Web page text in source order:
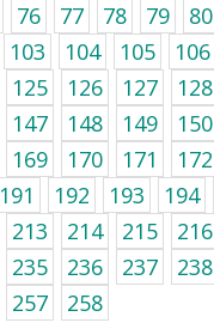
76 77 78 79 80
103 104 105 106
125 126 127 128
147 148 149 150
169 170 171 172
191 192 193 194
213 214 215 216
235 236 237 238
257 258